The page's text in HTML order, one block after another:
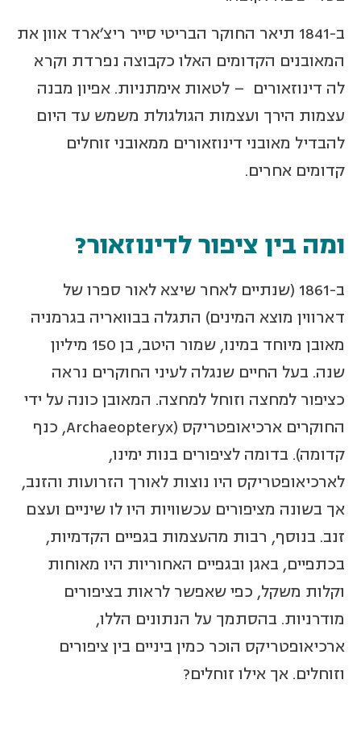
ב-1841 תיאר החוקר הבריטי סייר ריצ'ארד אוון את
המאובנים הקדומים האלו כקבוצה נפרדת וקרא
לה דינוזאורים – לטאות אימתניות. אפיון מבנה
עצמות הירך ועצמות הגולגולת משמש עד היום
להבדיל מאובני דינוזאורים ממאובני זוחלים
קדומים אחרים.
ומה בין ציפור לדינוזאור?
ב-1861 (שנתיים לאחר שיצא לאור ספרו של
דארווין מוצא המינים) התגלה בבוואריה בגרמניה
מאובן מיוחד במינו, שמור היטב, בן 150 מיליון
שנה. בעל החיים שנגלה לעיני החוקרים נראה
כציפור למחצה וזוחל למחצה. המאובן כונה על ידי
החוקרים ארכיאופטריקס (Archaeopteryx, כנף
קדומה). בדומה לציפורים בנות ימינו,
לארכיאופטריקס היו נוצות לאורך הזרועות והזנב,
אך בשונה מציפורים עכשוויות היו לו שיניים ועצם
זנב. בנוסף, רבות מהעצמות בגפיים הקדמיות,
בכתפיים, באגן ובגפיים האחוריות היו מאוחות
וקלות משקל, כפי שאפשר לראות בציפורים
מודרניות. בהסתמך על הנתונים הללו,
ארכיאופטריקס הוכר כמין ביניים בין ציפורים
וזוחלים. אך אילו זוחלים?